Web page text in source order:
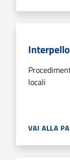
locali
VAI ALLA